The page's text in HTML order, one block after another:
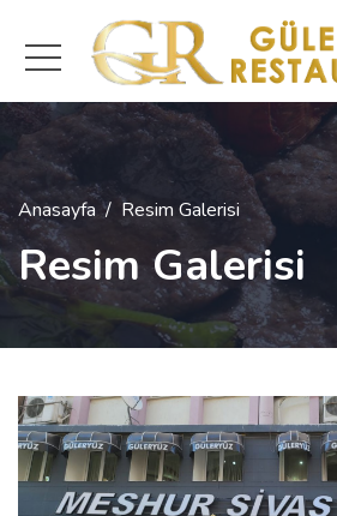
Anasayfa Resim Galerisi
Resim Galerisi